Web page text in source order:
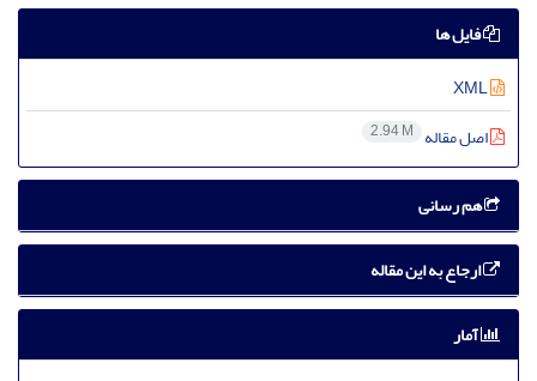
فایل ها
اصل مقاله 2.94 M
هم رسانی
ارجاع به این مقاله
آمار